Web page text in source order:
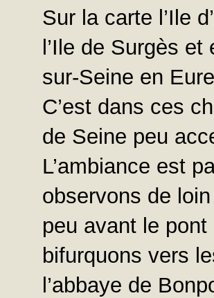
Sur la carte l’Ile
l’Ile de Surgès
sur-Seine en
C’est dans ces
de Seine peu
L’ambiance est
observons de
peu avant le
bifurquons vers
l’abbaye de